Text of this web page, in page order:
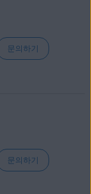
문의하기
문의하기